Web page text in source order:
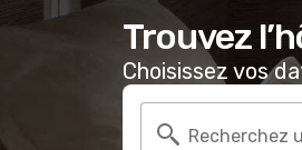
Trouvez
Choisissez vos